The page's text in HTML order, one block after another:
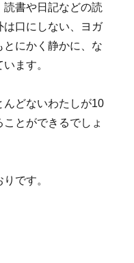
書や日記などの読
は口にしない、ヨガ
にかく静かに、な
ます。
んどないわたしが10
とができるでしょ
です。